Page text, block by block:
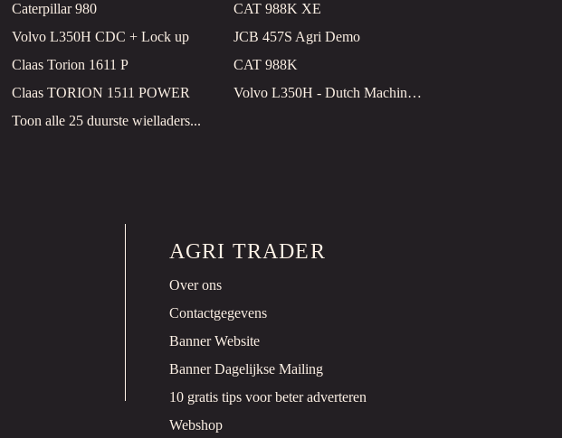
Caterpillar 980
CAT 988K XE
Volvo L350H CDC + Lock up
JCB 457S Agri Demo
Claas Torion 1611 P
CAT 988K
Claas TORION 1511 POWER
Volvo L350H - Dutch Machine / CDC Steering
Toon alle 25 duurste wielladers...
AGRI TRADER
Over ons
Contactgegevens
Banner Website
Banner Dagelijkse Mailing
10 gratis tips voor beter adverteren
Webshop